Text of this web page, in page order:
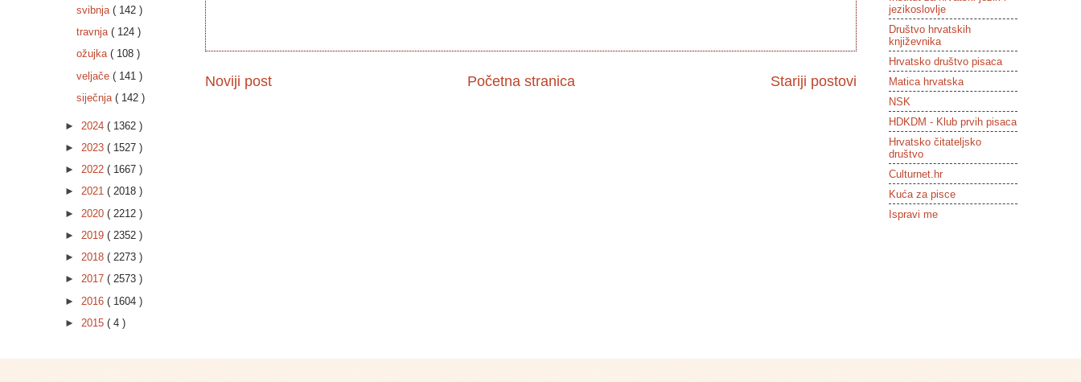
Noviji post Stariji postovi
Početna stranica
svibnja ( 142 )
travnja ( 124 )
ožujka ( 108 )
veljače ( 141 )
siječnja ( 142 )
► 2024 ( 1362 )
► 2023 ( 1527 )
► 2022 ( 1667 )
► 2021 ( 2018 )
► 2020 ( 2212 )
► 2019 ( 2352 )
► 2018 ( 2273 )
► 2017 ( 2573 )
► 2016 ( 1604 )
► 2015 ( 4 )
jezikoslovlje
Društvo hrvatskih
književnika
Hrvatsko društvo pisaca
Matica hrvatska
NSK
HDKDM - Klub prvih pisaca
Hrvatsko čitateljsko
društvo
Culturnet.hr
Kuća za pisce
Ispravi me